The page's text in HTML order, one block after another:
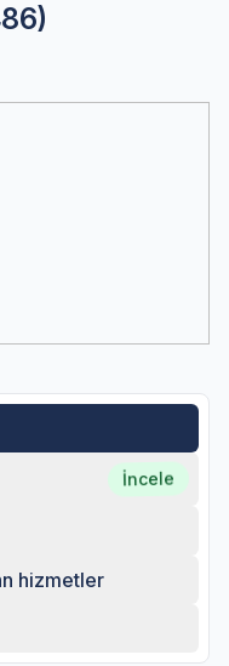
İncele
hizmetler